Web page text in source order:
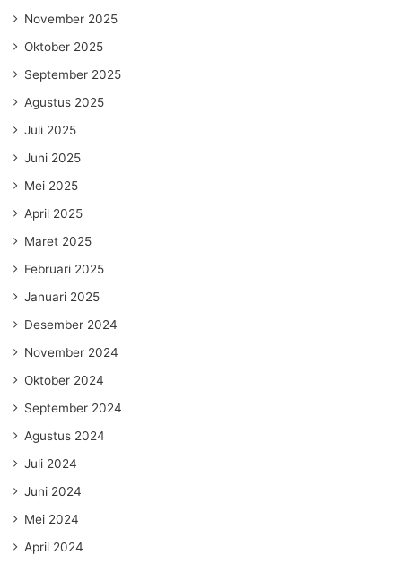
November 2025
Oktober 2025
September 2025
Agustus 2025
Juli 2025
Juni 2025
Mei 2025
April 2025
Maret 2025
Februari 2025
Januari 2025
Desember 2024
November 2024
Oktober 2024
September 2024
Agustus 2024
Juli 2024
Juni 2024
Mei 2024
April 2024